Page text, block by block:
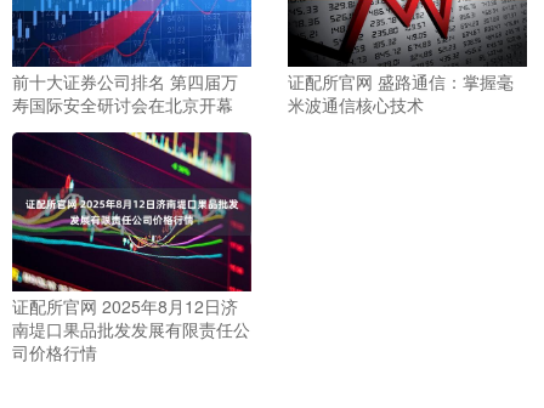
前十大证券公司排名 第四届万
寿国际安全研讨会在北京开幕
证配所官网 盛路通信：掌握毫
米波通信核心技术
证配所官网 2025年8月12日济
南堤口果品批发发展有限责任公
司价格行情